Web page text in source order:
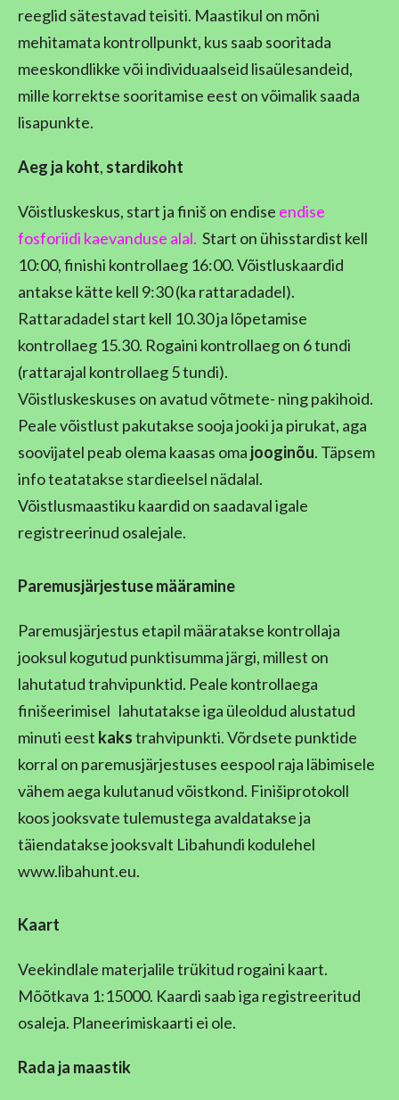
reeglid sätestavad teisiti. Maastikul on mõni
mehitamata kontrollpunkt, kus saab sooritada
meeskondlikke või individuaalseid lisaülesandeid,
mille korrektse sooritamise eest on võimalik saada
lisapunkte.
Aeg ja koht, stardikoht
Võistluskeskus, start ja finiš on endise endise
fosforiidi kaevanduse alal. Start on ühisstardist kell
10:00, finishi kontrollaeg 16:00. Võistluskaardid
antakse kätte kell 9:30 (ka rattaradadel).
Rattaradadel start kell 10.30 ja lõpetamise
kontrollaeg 15.30. Rogaini kontrollaeg on 6 tundi
(rattarajal kontrollaeg 5 tundi).
Võistluskeskuses on avatud võtmete- ning pakihoid.
Peale võistlust pakutakse sooja jooki ja pirukat, aga
soovijatel peab olema kaasas oma jooginõu. Täpsem
info teatatakse stardieelsel nädalal.
Võistlusmaastiku kaardid on saadaval igale
registreerinud osalejale.
Paremusjärjestuse määramine
Paremusjärjestus etapil määratakse kontrollaja
jooksul kogutud punktisumma järgi, millest on
lahutatud trahvipunktid. Peale kontrollaega
finišeerimisel lahutatakse iga üleoldud alustatud
minuti eest kakstrahvipunkti. Võrdsete punktide
korral on paremusjärjestuses eespool raja läbimisele
vähem aega kulutanud võistkond. Finišiprotokoll
koos jooksvate tulemustega avaldatakse ja
täiendatakse jooksvalt Libahundi kodulehel
www.libahunt.eu.
Kaart
Veekindlale materjalile trükitud rogaini kaart.
Mõõtkava 1:15000. Kaardi saab iga registreeritud
osaleja. Planeerimiskaarti ei ole.
Rada ja maastik